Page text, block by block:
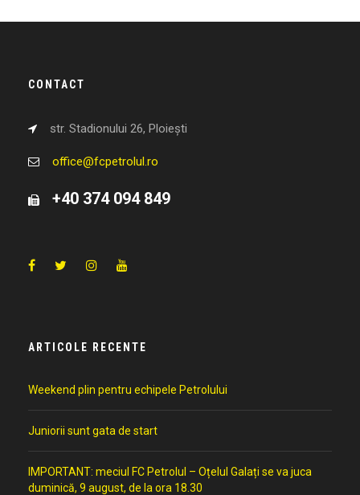
CONTACT
str. Stadionului 26, Ploiești
office@fcpetrolul.ro
+40 374 094 849
ARTICOLE RECENTE
Weekend plin pentru echipele Petrolului
Juniorii sunt gata de start
IMPORTANT: meciul FC Petrolul – Oțelul Galați se va juca
duminică, 9 august, de la ora 18.30